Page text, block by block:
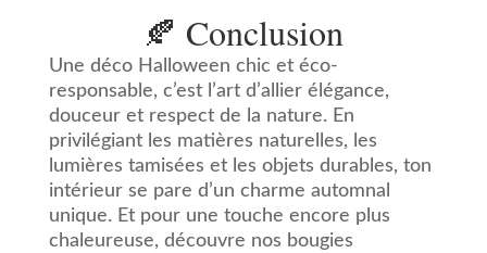
🍂 Conclusion
Une déco Halloween chic et éco-
responsable, c’est l’art d’allier élégance,
douceur et respect de la nature. En
privilégiant les matières naturelles, les
lumières tamisées et les objets durables, ton
intérieur se pare d’un charme automnal
unique. Et pour une touche encore plus
chaleureuse, découvre nos bougies